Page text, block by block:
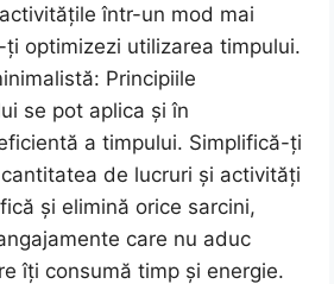
într-un mod mai
optimizezi utilizarea timpului.
Principiile
se pot aplica și în
a timpului. Simplifică-ți
de lucruri și activități
și elimină orice sarcini,
care nu aduc
îți consumă timp și energie.